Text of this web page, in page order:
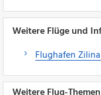
Weitere Flüge und
Flughafen